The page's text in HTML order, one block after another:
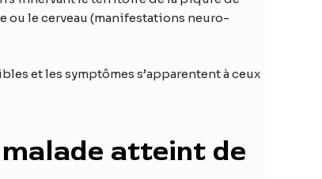
ou le cerveau (manifestations neuro-
et les symptômes s’apparentent à ceux
atteint de